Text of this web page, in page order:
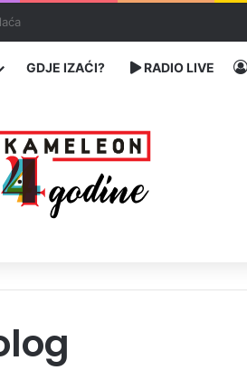
GDJE IZAĆI? RADIO LIVE